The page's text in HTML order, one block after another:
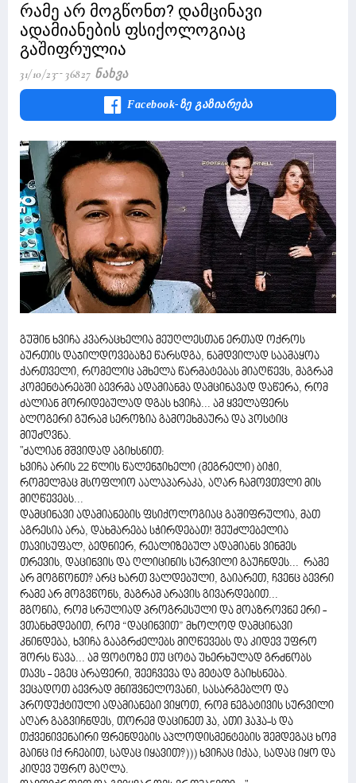
რამე არ მოგწონთ? დამცინავი
ადამიანების ფსიქოლოგიაც
გაშიფრულია
31/10/23 36827 Ნახვა
Facebook-Ზე Გაზიარება
გუშინ ხვიჩა კვარაცხელია მეუღლესთან ერთად ოქროს
ბურთის დაჯილდოვებაზე წარსდგა, ნამდვილად საამაყოა
ქართველი, რომელიც ამხელა წარმატებას მიაღწევს, მაგრამ
კომენტარებში ბევრმა ადამიანმა დამცინავად დაწერა, რომ
ძალიან მორიდებულად დგას ხვიჩა... ამ ყველაფერს
ბლოგერი გურამ სეროზია გამოეხმაურა და პოსტიც
მიუძღვნა.
"ძალიან მშვიდად აგიხსნით:
ხვიჩა არის 22 წლის წალენჯიხელი (მეგრელი) ბიჭი,
რომელმაც მსოფლიო აალაპარაკა, აღარ ჩამოვთვლი მის
მიღწევებს...
დამცინავი ადამიანების ფსიქოლოგიაც გაშიფრულია, მათ
აგრესია არა, დახმარება სჭირდებათ! შეუძლებელია
თავისუფალ, ბედნიერ, რეალიზებულ ადამიანს ვინმეს
თრევის, დაცინვის და ღლიცინის სურვილი გაუჩნდეს... რამე
არ მოგწონთ? არც ხართ ვალდებული, გაიარეთ, ჩვენც ბევრი
რამე არ მოგვწონს, მაგრამ არავის გივარდებით...
მგონია, რომ სრულიად პროგრესული და მოაზროვნე ერი -
ვთანხმდებით, რომ “დაცინვით” მხოლოდ დამცინავი
კნინდება, ხვიჩა გააგრძელებს მიღწევებს და კიდევ უფრო
შორს წავა... ამ ფოტოზე თუ ცოტა უხერხულად გრძნობს
თავს - ეგეც არაფერი, შეეჩვევა და მეტად გაიხსნება.
ვეცადოთ ბევრად მნიშვნელოვანი, სასარგებლო და
პროდუქტიული ადამიანები ვიყოთ, რომ ნეგატივის სურვილი
აღარ გაგვიჩნდეს, თორემ დაცინეთ ჰა, ათი ჰაჰა-ს და
თქვენივენაირი ფრენდების აპლოდისმენტების შემდეგაც ხომ
მაინც იქ რჩებით, სადაც იყავით?))) ხვიჩაც იქაა, სადაც იყო და
კიდევ უფრო მაღლა.